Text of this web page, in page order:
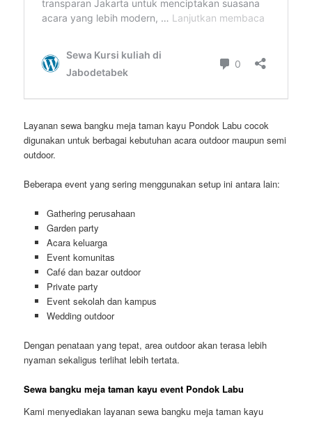
Layanan sewa bangku meja taman kayu Pondok Labu cocok
digunakan untuk berbagai kebutuhan acara outdoor maupun semi
outdoor.
Beberapa event yang sering menggunakan setup ini antara lain:
Gathering perusahaan
Garden party
Acara keluarga
Event komunitas
Café dan bazar outdoor
Private party
Event sekolah dan kampus
Wedding outdoor
Dengan penataan yang tepat, area outdoor akan terasa lebih
nyaman sekaligus terlihat lebih tertata.
Sewa bangku meja taman kayu event Pondok Labu
Kami menyediakan layanan sewa bangku meja taman kayu